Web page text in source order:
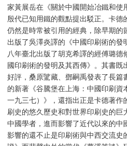
家黃展岳在《關於中國開始冶鐵和使
殷代已知用鐵的觀點提出駁正。卡德
仍然是時常被引用的經典，除早期的
出版了吳澤炎譯的《中國印刷術的發
八年臺北出版了胡克希譯的經傅璐德
國印刷術的發明及其西傳》。其書既
好評，桑原騭藏、鄧嗣禹發表了長篇
的新著《谷騰堡在上海：中國印刷資
一九三七）》，還指出正是卡德著作
刷史的悠久歷史和對世界印刷史的巨
中國學者，進而影響了近代以來的中
影響的還不止是印刷術與中西交流史